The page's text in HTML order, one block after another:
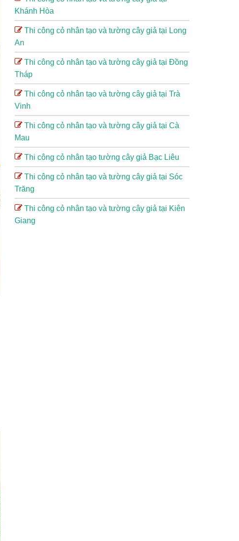
Khánh Hòa
Thi công cỏ nhân tạo và tường cây giả tại Long
An
Thi công cỏ nhân tạo và tường cây giả tại Đồng
Tháp
Thi công cỏ nhân tạo và tường cây giả tại Trà
Vinh
Thi công cỏ nhân tạo và tường cây giả tại Cà
Mau
Thi công cỏ nhân tạo tường cây giả Bạc Liêu
Thi công cỏ nhân tạo và tường cây giả tại Sóc
Trăng
Thi công cỏ nhân tạo và tường cây giả tại Kiên
Giang